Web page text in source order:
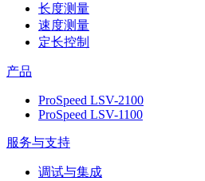
长度测量
速度测量
定长控制
产品
ProSpeed LSV-2100
ProSpeed LSV-1100
服务与支持
调试与集成